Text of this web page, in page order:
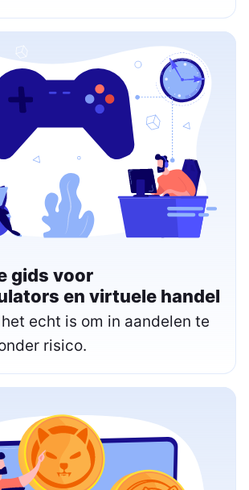
gids voor
en virtuele handel
echt is om in aandelen te
risico.